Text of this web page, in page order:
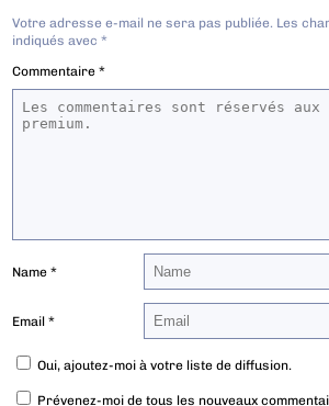
Votre adresse e-mail ne sera pas publiée. Les
indiqués avec*
Commentaire*
Name*
Email*
Oui, ajoutez-moi à votre liste de diffusion.
Prévenez-moi de tous les nouveaux